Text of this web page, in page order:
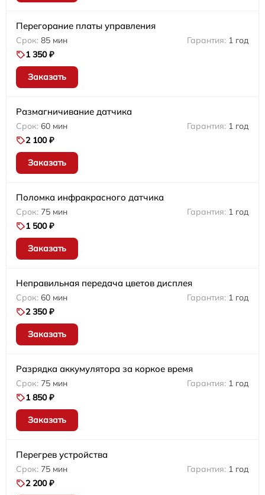
Перегорание платы управления
85 мин
1 год
1 350 ₽
Заказать
Размагничивание датчика
60 мин
1 год
2 100 ₽
Заказать
Поломка инфракрасного датчика
75 мин
1 год
1 500 ₽
Заказать
Неправильная передача цветов дисплея
60 мин
1 год
2 350 ₽
Заказать
Разрядка аккумулятора за коркое время
75 мин
1 год
1 850 ₽
Заказать
Перегрев устройства
75 мин
1 год
2 200 ₽